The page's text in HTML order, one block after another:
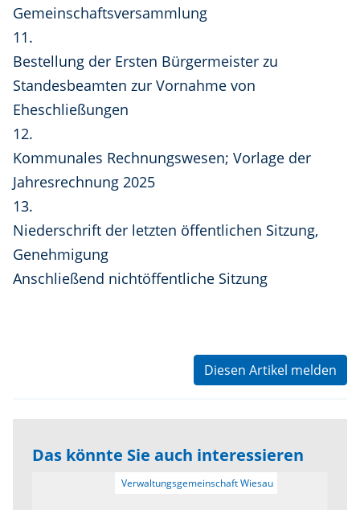
Gemeinschaftsversammlung
11.
Bestellung der Ersten Bürgermeister zu
Standesbeamten zur Vornahme von
Eheschließungen
12.
Kommunales Rechnungswesen; Vorlage der
Jahresrechnung 2025
13.
Niederschrift der letzten öffentlichen Sitzung,
Genehmigung
Anschließend nichtöffentliche Sitzung
Diesen Artikel melden
Das könnte Sie auch interessieren